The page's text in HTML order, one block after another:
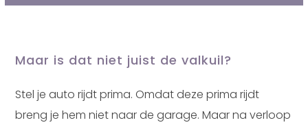
Maar is dat niet juist de valkuil?
Stel je auto rijdt prima. Omdat deze prima rijdt
breng je hem niet naar de garage. Maar na verloop